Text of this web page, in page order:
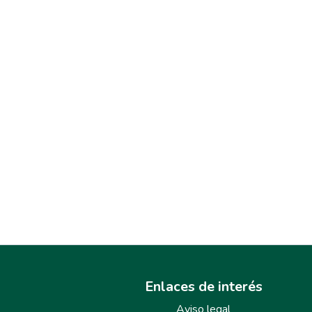
Enlaces de interés